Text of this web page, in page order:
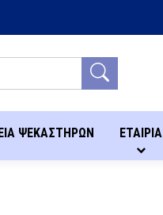
ΨΕΚΑΣΤΗΡΩΝ ΕΤΑΙΡΙΑ